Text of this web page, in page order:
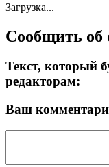
Загрузка...
Сообщить об
Текст, который
редакторам:
Ваш